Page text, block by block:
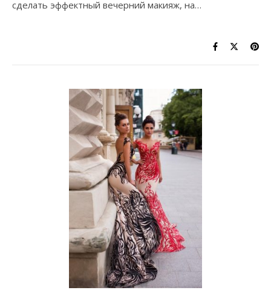
сделать эффектный вечерний макияж, на…